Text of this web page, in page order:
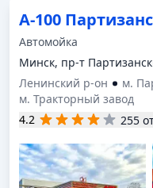
А-100
Автомойка
Минск, пр-т
Ленинский р-он
м.
м. Тракторный завод
4.2
255